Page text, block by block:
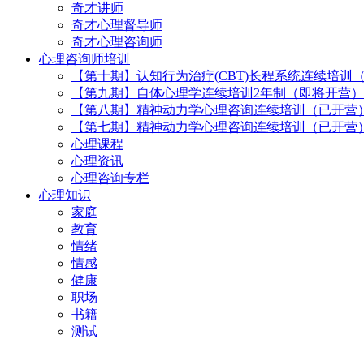
奇才讲师
奇才心理督导师
奇才心理咨询师
心理咨询师培训
【第十期】认知行为治疗(CBT)长程系统连续培训
【第九期】自体心理学连续培训2年制（即将开营）
【第八期】精神动力学心理咨询连续培训（已开营）
【第七期】精神动力学心理咨询连续培训（已开营）
心理课程
心理资讯
心理咨询专栏
心理知识
家庭
教育
情绪
情感
健康
职场
书籍
测试